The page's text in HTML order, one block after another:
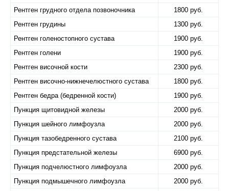
Рентген грудного отдела позвоночника
1800 руб.
Рентген грудины
1300 руб.
Рентген голеностопного сустава
1900 руб.
Рентген голени
1900 руб.
Рентген височной кости
2300 руб.
Рентген височно-нижнечелюстного сустава
1800 руб.
Рентген бедра (бедренной кости)
1900 руб.
Пункция щитовидной железы
2000 руб.
Пункция шейного лимфоузла
2000 руб.
Пункция тазобедренного сустава
2100 руб.
Пункция предстательной железы
6900 руб.
Пункция подчелюстного лимфоузла
2000 руб.
Пункция подмышечного лимфоузла
2000 руб.